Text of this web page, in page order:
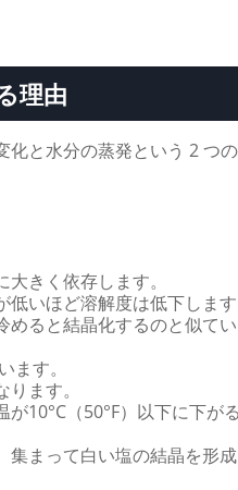
理由
と水分の蒸発という 2 つ
きく依存します。
いほど溶解度は低下します
ると結晶化するのと似てい
ます。
ます。
10°C（50°F）以下に下が
まって白い塩の結晶を形